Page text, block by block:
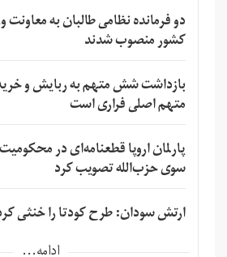
دو فرمانده نظامی طالبان به
کشور منصوب شدند
بازداشت شش متهم به ربایش و
متهم اصلی فراری است
پارلمان اروپا قطعنامه‌ای در
سوی حزب‌الله تصویب کرد
ارتش سودان: طرح کودتا را خنثی